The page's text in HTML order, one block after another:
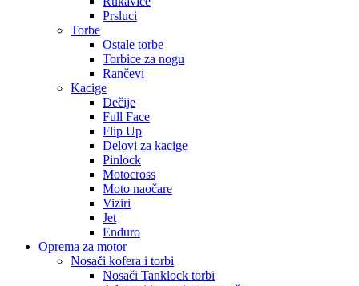
Prsluci
Torbe
Ostale torbe
Torbice za nogu
Rančevi
Kacige
Dečije
Full Face
Flip Up
Delovi za kacige
Pinlock
Motocross
Moto naočare
Viziri
Jet
Enduro
Oprema za motor
Nosači kofera i torbi
Nosači Tanklock torbi